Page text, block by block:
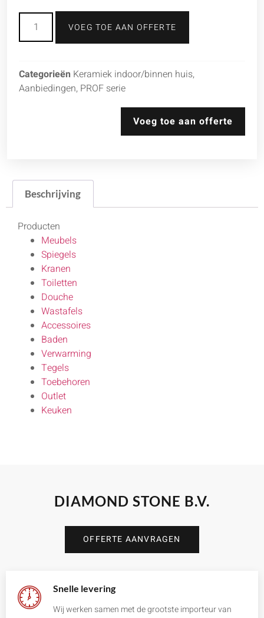
VOEG TOE AAN OFFERTE
Categorieën Keramiek indoor/binnen huis,
Aanbiedingen, PROF serie
Voeg toe aan offerte
Beschrijving
Producten
Meubels
Spiegels
Kranen
Toiletten
Douche
Wastafels
Accessoires
Baden
Verwarming
Tegels
Toebehoren
Outlet
Keuken
DIAMOND STONE B.V.
OFFERTE AANVRAGEN
Snelle levering
Wij werken samen met de grootste importeur van